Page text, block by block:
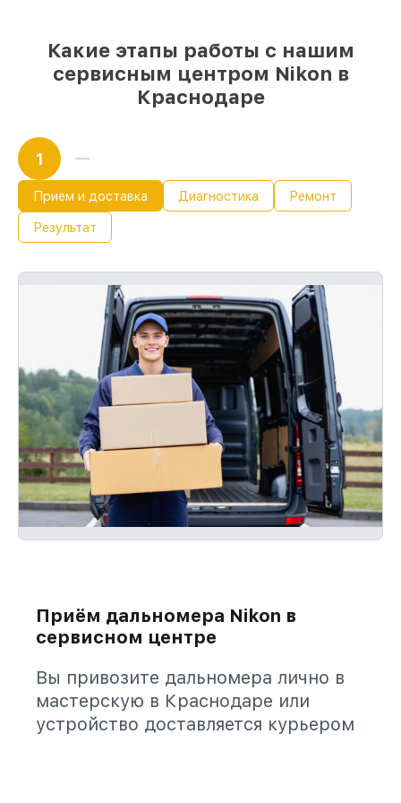
Какие этапы работы с нашим
сервисным центром Nikon в
Краснодаре
1
Прием и доставка Диагностика Ремонт
Результат
Приём дальномера Nikon в
сервисном центре
Вы привозите дальномера лично в
мастерскую в Краснодаре или
устройство доставляется курьером